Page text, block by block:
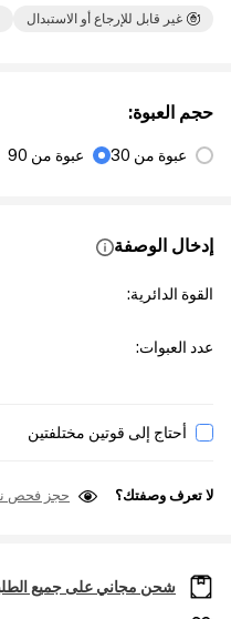
غير قابل للإرجاع أو الاستبدال
حجم العبوة:
عبوة من 30 عبوة من 90
إدخال الوصفة
القوة الدائرية:
عدد العبوات:
أحتاج إلى قوتين مختلفتين
لا تعرف وصفتك؟ حجز فحص
شحن مجاني على جميع